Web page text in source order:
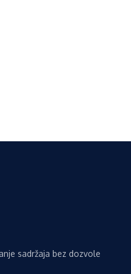
sadržaja bez dozvole